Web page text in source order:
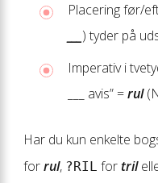
Placering før/
) tyder på
Imperativ i
___ avis” =rul
Har du kun enkelte
forrul, ?RIL fortril